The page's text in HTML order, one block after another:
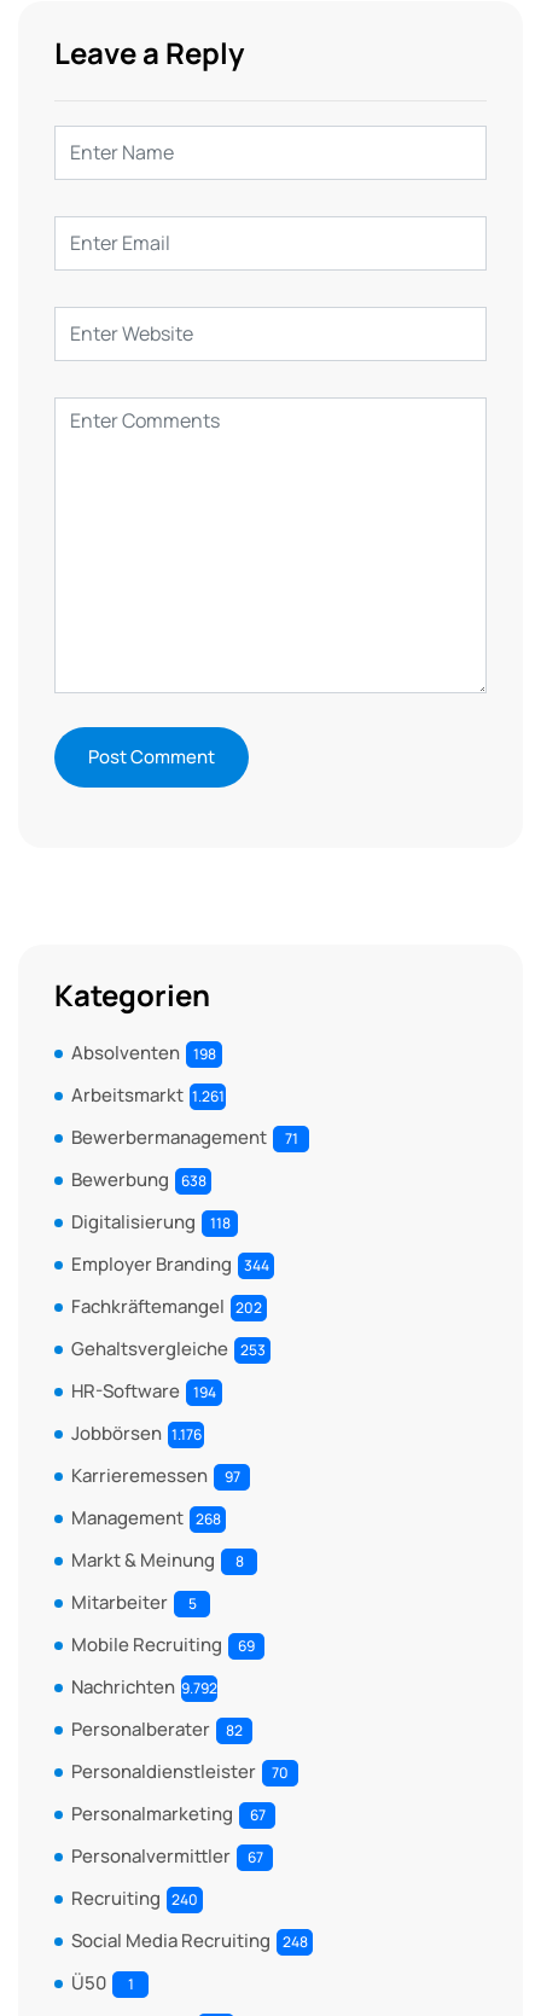
Leave a Reply
Kategorien
Absolventen 198
Arbeitsmarkt 1.261
Bewerbermanagement 71
Bewerbung 638
Digitalisierung 118
Employer Branding 344
Fachkräftemangel 202
Gehaltsvergleiche 253
HR-Software 194
Jobbörsen 1.176
Karrieremessen 97
Management 268
Markt & Meinung 8
Mitarbeiter 5
Mobile Recruiting 69
Nachrichten 9.792
Personalberater 82
Personaldienstleister 70
Personalmarketing 67
Personalvermittler 67
Recruiting 240
Social Media Recruiting 248
Ü50 1